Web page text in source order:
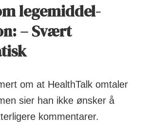
legemiddel-
– Svært
om at HealthTalk omtaler
sier han ikke ønsker å
kommentarer.